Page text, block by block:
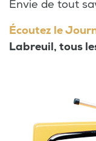
Envie de tout
Écoutez le
Labreuil, tous